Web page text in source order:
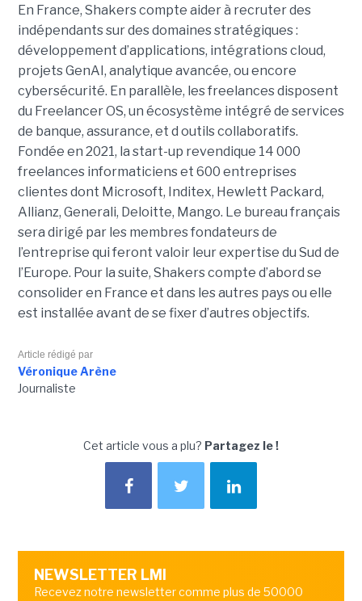
En France, Shakers compte aider à recruter des
indépendants sur des domaines stratégiques :
développement d’applications, intégrations cloud,
projets GenAI, analytique avancée, ou encore
cybersécurité. En parallèle, les freelances disposent
du Freelancer OS, un écosystème intégré de services
de banque, assurance, et d outils collaboratifs.
Fondée en 2021, la start-up revendique 14 000
freelances informaticiens et 600 entreprises
clientes dont Microsoft, Inditex, Hewlett Packard,
Allianz, Generali, Deloitte, Mango. Le bureau français
sera dirigé par les membres fondateurs de
l’entreprise qui feront valoir leur expertise du Sud de
l’Europe. Pour la suite, Shakers compte d’abord se
consolider en France et dans les autres pays ou elle
est installée avant de se fixer d’autres objectifs.
Article rédigé par
Véronique Arène
Journaliste
Cet article vous a plu? Partagez le !
NEWSLETTER LMI
Recevez notre newsletter comme plus de 50000